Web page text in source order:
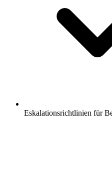
Eskalationsrichtlinien für